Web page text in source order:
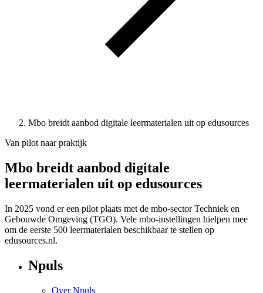
Mbo breidt aanbod digitale leermaterialen uit op edusources
Van pilot naar praktijk
Mbo breidt aanbod digitale
leermaterialen uit op edusources
In 2025 vond er een pilot plaats met de mbo-sector Techniek en
Gebouwde Omgeving (TGO). Vele mbo-instellingen hielpen mee
om de eerste 500 leermaterialen beschikbaar te stellen op
edusources.nl.
Npuls
Over Npuls